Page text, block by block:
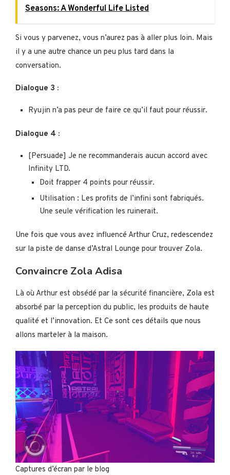
Seasons: A Wonderful Life Listed
Si vous y parvenez, vous n’aurez pas à aller plus loin. Mais
il y a une autre chance un peu plus tard dans la
conversation.
Dialogue 3 :
Ryujin n’a pas peur de faire ce qu’il faut pour réussir.
Dialogue 4 :
[Persuade] Je ne recommanderais aucun accord avec
Infinity LTD.
Doit frapper 4 points pour réussir.
Utilisation : Les profits de l’infini sont fabriqués.
Une seule vérification les ruinerait.
Une fois que vous avez influencé Arthur Cruz, redescendez
sur la piste de danse d’Astral Lounge pour trouver Zola.
Convaincre Zola Adisa
Là où Arthur est obsédé par la sécurité financière, Zola est
absorbé par la perception du public, les produits de haute
qualité et l’innovation. Et Ce sont ces détails que nous
allons marteler à la maison.
Captures d’écran par le blog